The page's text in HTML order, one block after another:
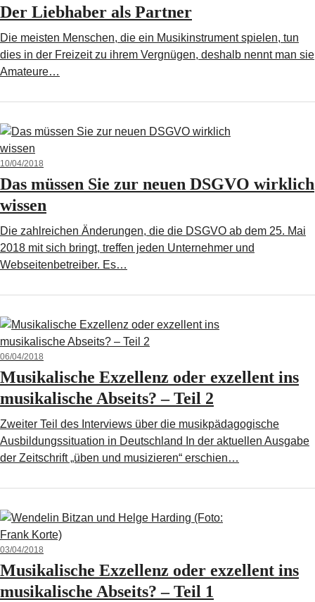
Der Liebhaber als Partner
Die meisten Menschen, die ein Musikinstrument spielen, tun
dies in der Freizeit zu ihrem Vergnügen, deshalb nennt man sie
Amateure…
10/04/2018
Das müssen Sie zur neuen DSGVO wirklich
wissen
Die zahlreichen Änderungen, die die DSGVO ab dem 25. Mai
2018 mit sich bringt, treffen jeden Unternehmer und
Webseitenbetreiber. Es…
06/04/2018
Musikalische Exzellenz oder exzellent ins
musikalische Abseits? – Teil 2
Zweiter Teil des Interviews über die musikpädagogische
Ausbildungssituation in Deutschland In der aktuellen Ausgabe
der Zeitschrift „üben und musizieren“ erschien…
03/04/2018
Musikalische Exzellenz oder exzellent ins
musikalische Abseits? – Teil 1